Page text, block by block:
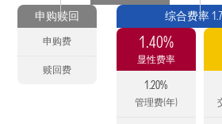
申购赎回
申购费
赎回费
综合费率
1.40%
显性费率
1.20%
管理费(年)